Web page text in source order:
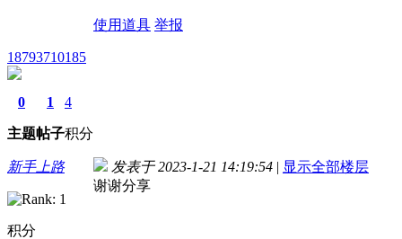
使用道具 举报
18793710185
0
主题
1
帖子
4
积分
新手上路
积分
发表于 2023-1-21 14:19:54 | 显示全部楼层
谢谢分享